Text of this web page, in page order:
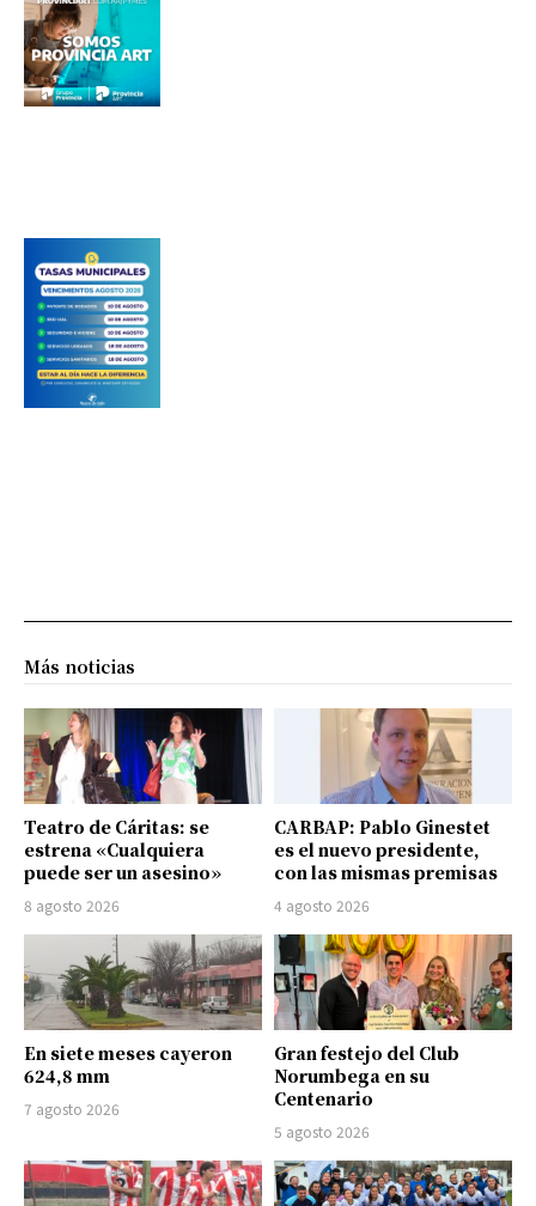
Más noticias
Teatro de Cáritas: se
estrena «Cualquiera
puede ser un asesino»
8 agosto 2026
CARBAP: Pablo Ginestet
es el nuevo presidente,
con las mismas premisas
4 agosto 2026
En siete meses cayeron
624,8 mm
7 agosto 2026
Gran festejo del Club
Norumbega en su
Centenario
5 agosto 2026